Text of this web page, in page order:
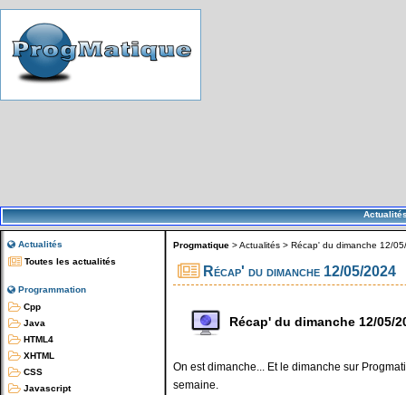
Actualités
Toutes les actualités
Programmation
Cpp
Java
HTML4
XHTML
CSS
Javascript
Progmatique >Actualités > Récap' du dimanche 12/
Récap' du dimanche 12/05/2024
Récap' du dimanche 12/05/
On est dimanche... Et le dimanche sur
semaine.